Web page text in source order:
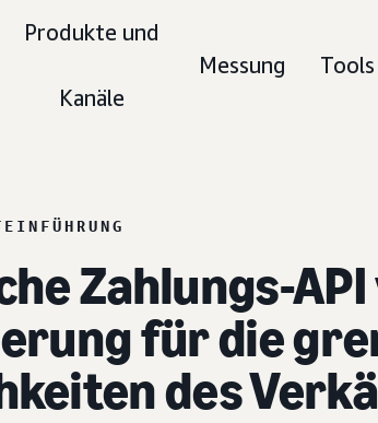
Produkte und
Kanäle
Messung Tools
Zahlungs-
für die
des